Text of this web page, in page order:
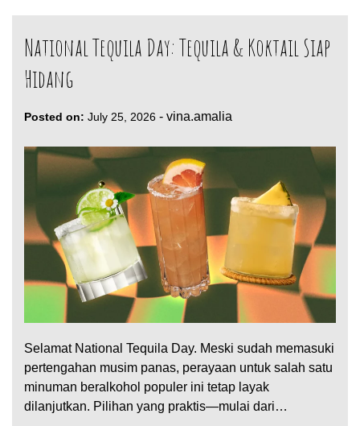
National Tequila Day: Tequila & Koktail Siap
Hidang
Posted on: July 25, 2026 - vina.amalia
Selamat National Tequila Day. Meski sudah memasuki
pertengahan musim panas, perayaan untuk salah satu
minuman beralkohol populer ini tetap layak
dilanjutkan. Pilihan yang praktis—mulai dari…